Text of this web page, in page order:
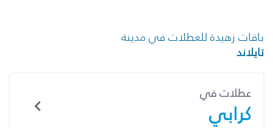
باقات زهيدة للعطلات في مدينة
تايلاند
عطلات في
كرابي